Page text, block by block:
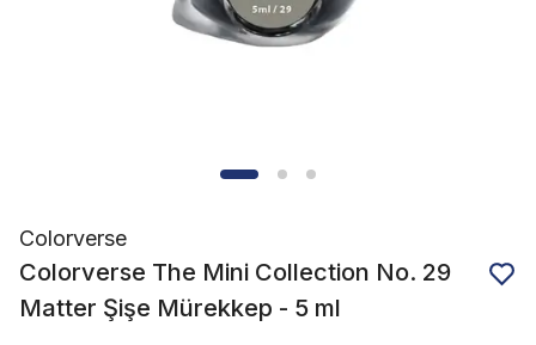
Colorverse
Colorverse The Mini Collection No. 29
Matter Şişe Mürekkep - 5 ml